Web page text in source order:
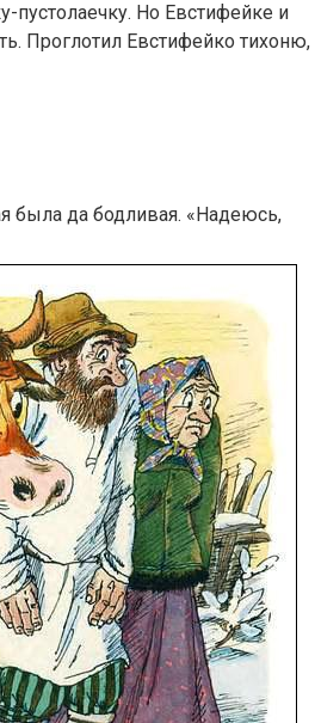
пустолаечку. Но Евстифейке и
Проглотил Евстифейко тихоню,
была да бодливая. «Надеюсь,